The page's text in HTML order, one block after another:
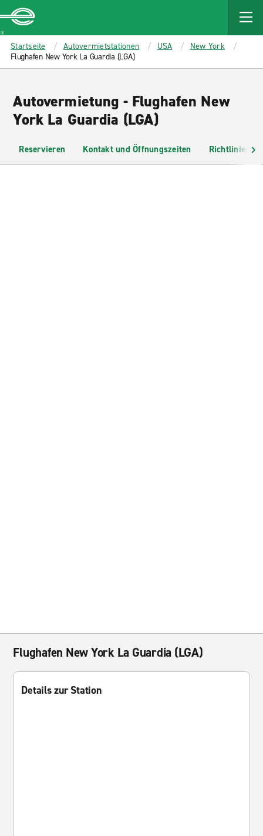
MAIN
CONTENT
Enterprise
Startseite Autovermietstationen USA
New York
Flughafen New York La Guardia (LGA)
Autovermietung - Flughafen New
York La Guardia (LGA)
Reservieren Kontakt und Öffnungszeiten Richtlinien
Flughafen New York La Guardia (LGA)
Details zur Station